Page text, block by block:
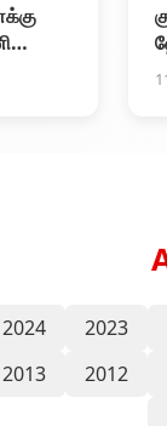
2024 2023
2013
2012